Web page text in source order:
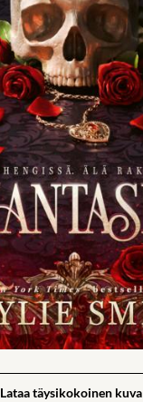
Lataa täysikokoinen kuva